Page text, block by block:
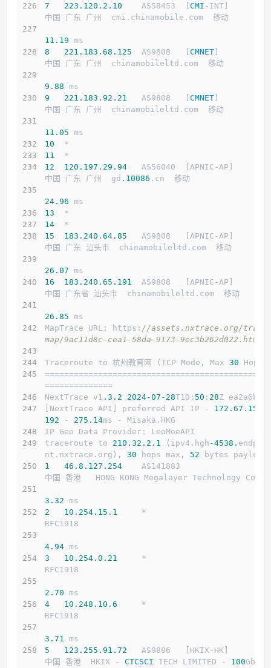
7
223.120 .2 .10
    AS58453  [
CMI -INT]
中国 广东 广州  cmi.chinamobile.com  移动
11.19 ms
8
221.183 .68 .125
  AS9808   [
CMNET
中国 广东 广州  chinamobileltd.com  移动
9.88 ms
9
221.183 .92 .21
   AS9808   [
CMNET
中国 广东 广州  chinamobileltd.com  移动
11.05 ms
10
  *
11
  *
12
120.197 .29 .94
   AS56040  [APNIC-AP]
中国 广东 广州  gd .10086 .cn  移动
24.96 ms
13
  *
14
  *
15
183.240 .64 .85
   AS9808   [APNIC-AP]
中国 广东 汕头市  chinamobileltd.com  移动
26.07 ms
16
183.240 .65 .191
  AS9808   [APNIC-AP]
中国 广东省 汕头市  chinamobileltd.com  移动
26.85 ms
MapTrace URL: https: //assets.nxtrace.org/trace
map/9ac11d8c-cea1-58da-9173-9ec3b262d022.html
Traceroute to 杭州教育网 (TCP Mode, Max 30 Hop)
==============================================
==============
NextTrace v1 .3 .2 2024-07 -28T10: 50 : 28Z ea2a6b5
[NextTrace API] preferred API IP - 172.67 .155
192 - 275.14ms - Misaka.HKG
IP Geo Data Provider: LeoMoeAPI
traceroute to 210.32 .2 .1 (ipv4.hgh -4538. endpoi
nt.nxtrace.org), 30 hops max, 52 bytes payload
1
46.8 .127 .254
    AS141883
中国 香港   HONG KONG Megalayer Technology Co
3.32 ms
2
10.254 .15 .1
     *
RFC1918
4.94 ms
3
10.254 .0 .21
     *
RFC1918
2.70 ms
4
10.248 .10 .6
     *
RFC1918
3.71 ms
5
123.255 .91 .72
   AS9886   [HKIX-HK]
中国 香港  HKIX - CTCSCI TECH LIMITED - 100Gbps